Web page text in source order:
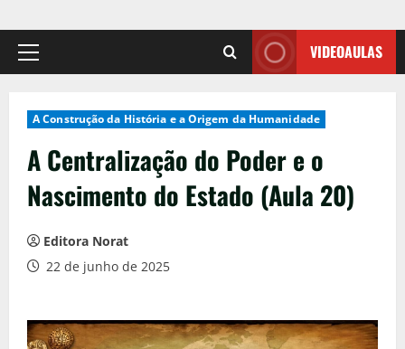
Primary
VIDEOAULAS
A Construção da História e a Origem da Humanidade
A Centralização do Poder e o
Nascimento do Estado (Aula 20)
Editora Norat
22 de junho de 2025